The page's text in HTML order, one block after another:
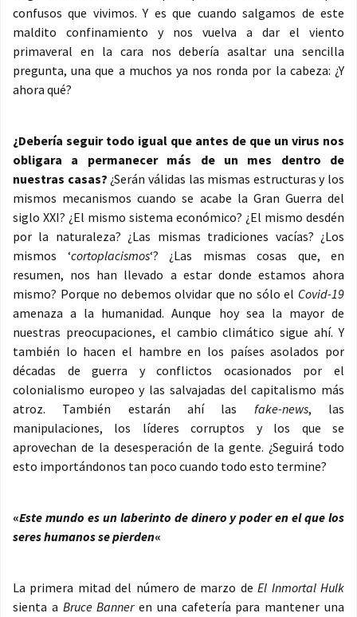
confusos que vivimos. Y es que cuando salgamos de este
maldito confinamiento y nos vuelva a dar el viento
primaveral en la cara nos debería asaltar una sencilla
pregunta, una que a muchos ya nos ronda por la cabeza: ¿Y
ahora qué?
¿Debería seguir todo igual que antes de que un virus nos
obligara a permanecer más de un mes dentro de
nuestras casas? ¿Serán válidas las mismas estructuras y los
mismos mecanismos cuando se acabe la Gran Guerra del
siglo XXI? ¿El mismo sistema económico? ¿El mismo desdén
por la naturaleza? ¿Las mismas tradiciones vacías? ¿Los
mismos ‘cortoplacismos‘? ¿Las mismas cosas que, en
resumen, nos han llevado a estar donde estamos ahora
mismo? Porque no debemos olvidar que no sólo el Covid-19
amenaza a la humanidad. Aunque hoy sea la mayor de
nuestras preocupaciones, el cambio climático sigue ahí. Y
también lo hacen el hambre en los países asolados por
décadas de guerra y conflictos ocasionados por el
colonialismo europeo y las salvajadas del capitalismo más
atroz. También estarán ahí las fake-news, las
manipulaciones, los líderes corruptos y los que se
aprovechan de la desesperación de la gente. ¿Seguirá todo
esto importándonos tan poco cuando todo esto termine?
«Este mundo es un laberinto de dinero y poder en el que los
seres humanos se pierden«
La primera mitad del número de marzo deEl Inmortal Hulk
sienta a Bruce Banneren una cafetería para mantener una